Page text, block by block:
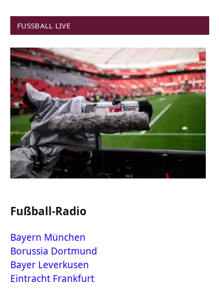
FUSSBALL LIVE
Fußball-Radio
Bayern München
Borussia Dortmund
Bayer Leverkusen
Eintracht Frankfurt